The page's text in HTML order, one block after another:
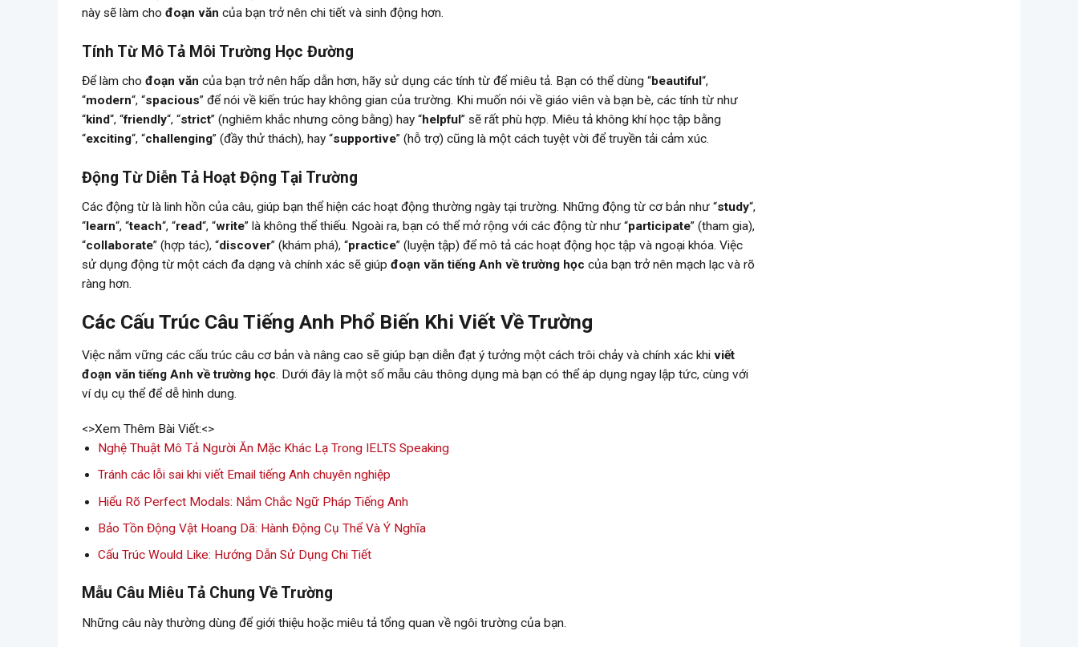
này sẽ làm cho đoạn văn của bạn trở nên chi tiết và sinh động hơn.
Tính Từ Mô Tả Môi Trường Học Đường
Để làm cho đoạn văn của bạn trở nên hấp dẫn hơn, hãy sử dụng các tính từ để miêu tả. Bạn có thể dùng “beautiful “,
“modern“, “spacious” để nói về kiến trúc hay không gian của trường. Khi muốn nói về giáo viên và bạn bè, các tính từ như
“kind“, “friendly“, “strict” (nghiêm khắc nhưng công bằng) hay “helpful ” sẽ rất phù hợp. Miêu tả không khí học tập bằng
“exciting“, “challenging” (đầy thử thách), hay “supportive” (hỗ trợ) cũng là một cách tuyệt vời để truyền tải cảm xúc.
Động Từ Diễn Tả Hoạt Động Tại Trường
Các động từ là linh hồn của câu, giúp bạn thể hiện các hoạt động thường ngày tại trường. Những động từ cơ bản như “study“,
“learn“, “teach“, “read“, “write” là không thể thiếu. Ngoài ra, bạn có thể mở rộng với các động từ như “participate” (tham gia),
“collaborate” (hợp tác), “discover” (khám phá), “practice” (luyện tập) để mô tả các hoạt động học tập và ngoại khóa. Việc
sử dụng động từ một cách đa dạng và chính xác sẽ giúp đoạn văn tiếng Anh về trường học của bạn trở nên mạch lạc và rõ
ràng hơn.
Các Cấu Trúc Câu Tiếng Anh Phổ Biến Khi Viết Về Trường
Việc nắm vững các cấu trúc câu cơ bản và nâng cao sẽ giúp bạn diễn đạt ý tưởng một cách trôi chảy và chính xác khi viết
đoạn văn tiếng Anh về trường học. Dưới đây là một số mẫu câu thông dụng mà bạn có thể áp dụng ngay lập tức, cùng với
ví dụ cụ thể để dễ hình dung.
<>Xem Thêm Bài Viết:<>
Nghệ Thuật Mô Tả Người Ăn Mặc Khác Lạ Trong IELTS Speaking
Tránh các lỗi sai khi viết Email tiếng Anh chuyên nghiệp
Hiểu Rõ Perfect Modals: Nắm Chắc Ngữ Pháp Tiếng Anh
Bảo Tồn Động Vật Hoang Dã: Hành Động Cụ Thể Và Ý Nghĩa
Cấu Trúc Would Like: Hướng Dẫn Sử Dụng Chi Tiết
Mẫu Câu Miêu Tả Chung Về Trường
Những câu này thường dùng để giới thiệu hoặc miêu tả tổng quan về ngôi trường của bạn.